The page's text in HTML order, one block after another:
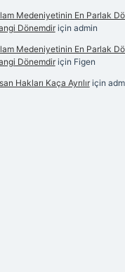
Medeniyetinin En Parlak
Dönemdiriçin admin
Medeniyetinin En Parlak
Dönemdiriçin Figen
Hakları Kaça Ayrılıriçin